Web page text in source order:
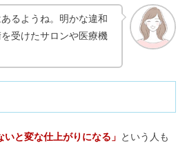
るようね。明かな違和
受けたサロンや医療機
いと変な仕上がりになる」 という人も